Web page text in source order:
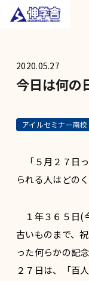
2020.05.27
今日は何の
アイルセミナー南校
「５月２７日
られる人はどの
１年３６５日(
古いものまで、
った何らかの記
２７日は、「百